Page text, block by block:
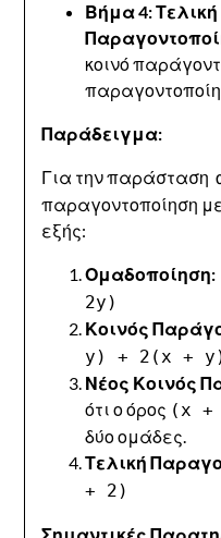
Βήμα 4: Τελική
κοινό
Παράδειγμα:
Για την παράσταση
παραγοντοποίηση
εξής:
Ομαδοποίηση:
2y)
Κοινός
y) + 2(x +
Νέος Κοινός
ότι ο όρος (x +
δύο ομάδες.
Τελική
+ 2)